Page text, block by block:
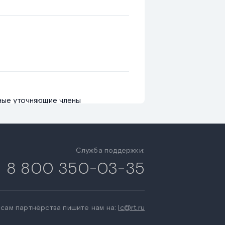
уточняющие члены
Служба поддержки:
8 800 350-03-35
партнёрства пишите нам на: lc@rt.ru